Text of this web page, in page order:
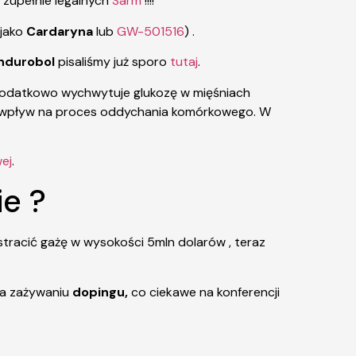
Cardarynalub GW-501516) .
pisaliśmy już sporo tutaj.
wychwytuje glukozę w mięśniach
na proces oddychania komórkowego. W
.
?
gażę w wysokości 5mln dolarów , teraz
zażywaniu dopingu,co ciekawe na konferencji